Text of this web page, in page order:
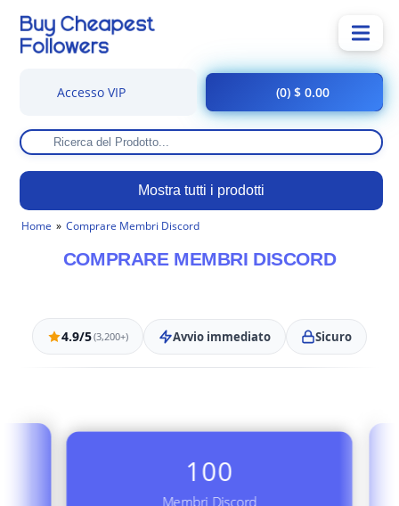
Mostra tutti i prodotti
Accesso VIP (0) $ 0.00
Home Comprare Membri Discord
COMPRARE MEMBRI DISCORD
4.9/5(3,200+) Avvio immediato Sicuro
100
Membri Discord